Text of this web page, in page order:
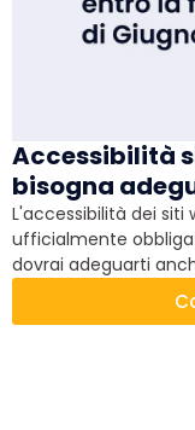
Accessibilità
bisogna
L'accessibilità dei siti
ufficialmente
dovrai adeguarti
sanzioni e approfitta